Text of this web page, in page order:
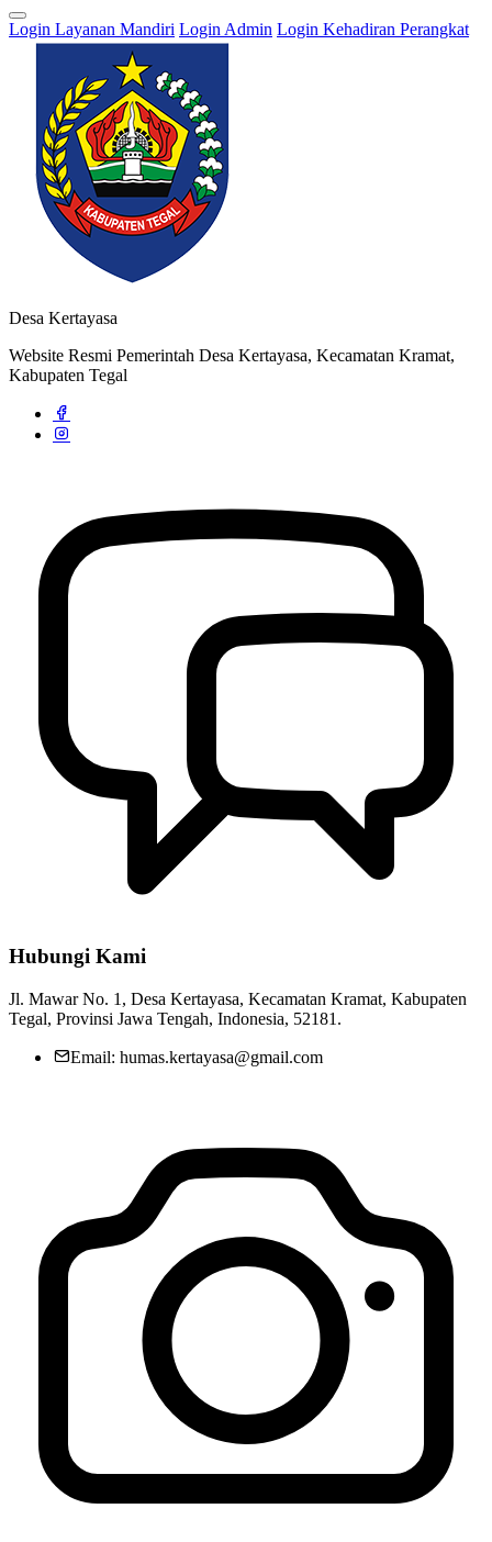
Rencana Pembangunan Jangka Menengah Desa (RPJMDes) dan
Rencana Kerja Pembangunan Desa (RKPDes)
Pendaftaran Kartu Prakerja Gratis oleh Tim Kita Kompeten di Desa
Kertayasa 24 Juni 2022
04 April 2020
Penetapan Pengurus Forum Kesehatan Desa (FKD) Desa Kertayasa
25 Mei 2022
KADER PEMBERDAYAAN MASYARAKAT DESA (KPMD)
DESA KERTAYASA
04 April 2020
Login Layanan Mandiri Login Admin Login Kehadiran Perangkat
Desa Kertayasa
Website Resmi Pemerintah Desa Kertayasa, Kecamatan Kramat,
Kabupaten Tegal
Hubungi Kami
Jl. Mawar No. 1, Desa Kertayasa, Kecamatan Kramat, Kabupaten
Tegal, Provinsi Jawa Tengah, Indonesia, 52181.
Email: humas.kertayasa@gmail.com